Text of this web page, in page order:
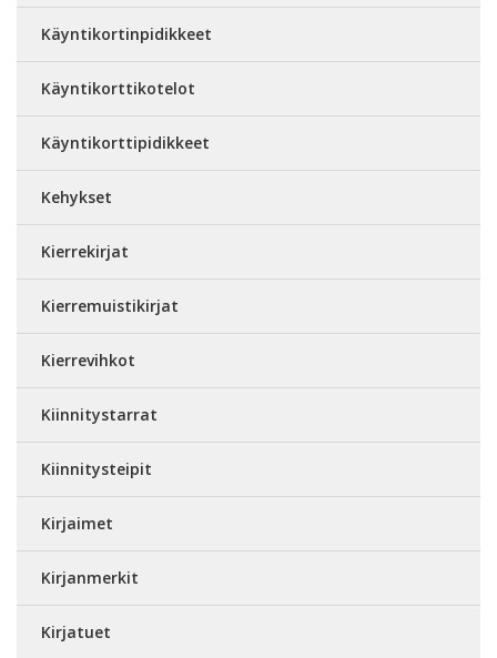
Käyntikortinpidikkeet
Käyntikorttikotelot
Käyntikorttipidikkeet
Kehykset
Kierrekirjat
Kierremuistikirjat
Kierrevihkot
Kiinnitystarrat
Kiinnitysteipit
Kirjaimet
Kirjanmerkit
Kirjatuet